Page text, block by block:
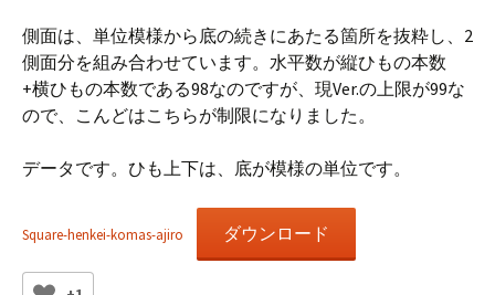
側面は、単位模様から底の続きにあたる箇所を抜粋し、2
側面分を組み合わせています。水平数が縦ひもの本数
+横ひもの本数である98なのですが、現Ver.の上限が99な
ので、こんどはこちらが制限になりました。
データです。ひも上下は、底が模様の単位です。
Square-henkei-komas-ajiro ダウンロード